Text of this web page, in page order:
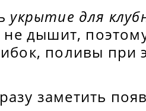
укрытие для
не дышит,
поливы при
заметить